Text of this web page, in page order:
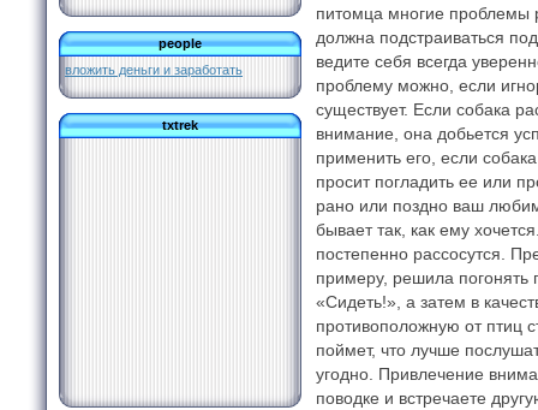
people
вложить деньги и заработать
txtrek
питомца многие проблемы
должна подстраиваться
ведите себя всегда
проблему можно, если
существует. Если собака
внимание, она добьется
применить его, если
просит погладить ее или
рано или поздно ваш
бывает так, как ему
постепенно рассосутся.
примеру, решила погонять
«Сидеть!», а затем в
противоположную от птиц
поймет, что лучше
угодно. Привлечение
поводке и встречаете